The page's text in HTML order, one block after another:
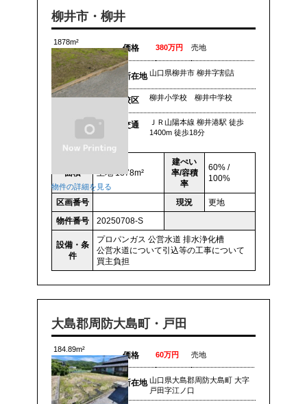
柳井市・柳井
1878m²
物件の詳細を見る
価格 380万円 売地
所在地 山口県柳井市 柳井字割詰
校区 柳井小学校 柳井中学校
交通
ＪＲ山陽本線 柳井港駅 徒歩
1400m 徒歩18分
面積 土地 1878m²
建ぺい
率/容積
率
60% /
100%
区画番号 現況
更地
物件番号
20250708-S
設備・条
件
プロパンガス 公営水道 排水浄化槽
公営水道について引込等の工事について
買主負担
大島郡周防大島町・戸田
184.89m²
価格 60万円 売地
所在地 山口県大島郡周防大島町 大字
戸田字江ノ口